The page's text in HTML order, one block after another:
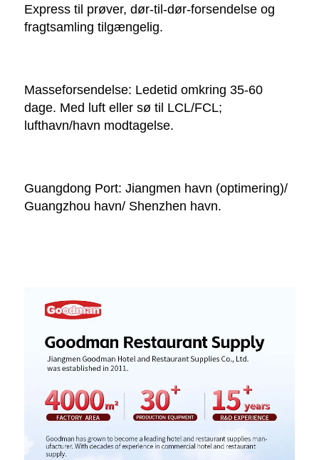
Express til prøver, dør-til-dør-forsendelse og
fragtsamling tilgængelig.
Masseforsendelse: Ledetid omkring 35-60
dage. Med luft eller sø til LCL/FCL;
lufthavn/havn modtagelse.
Guangdong Port: Jiangmen havn (optimering)/
Guangzhou havn/ Shenzhen havn.